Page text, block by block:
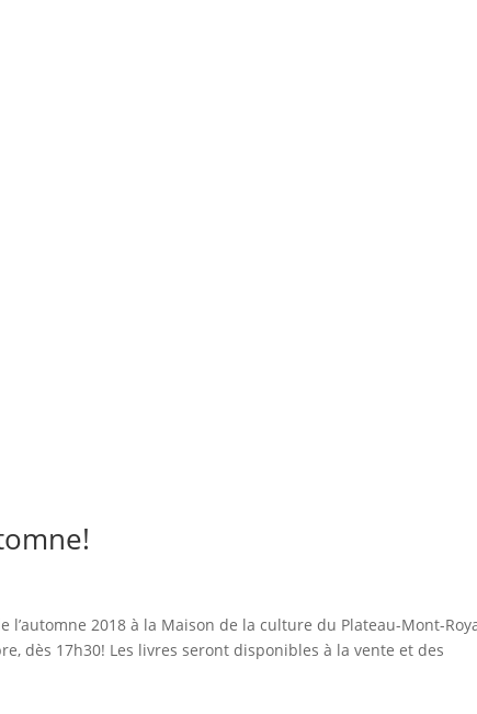
l’automne 2018 à la Maison de la culture du Plateau-Mont-
dès 17h30! Les livres seront disponibles à la vente et des